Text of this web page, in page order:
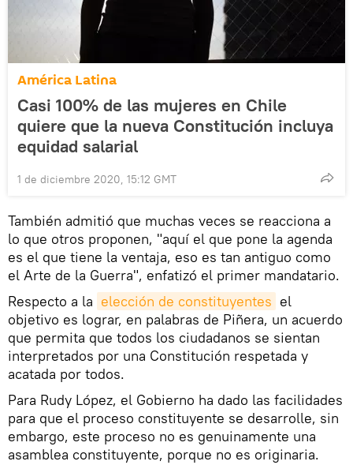
América Latina
Casi 100% de las mujeres en Chile
quiere que la nueva Constitución incluya
equidad salarial
1 de diciembre 2020, 15:12 GMT
También admitió que muchas veces se reacciona a
lo que otros proponen, "aquí el que pone la agenda
es el que tiene la ventaja, eso es tan antiguo como
el Arte de la Guerra", enfatizó el primer mandatario.
Respecto a la elección de constituyentes el
objetivo es lograr, en palabras de Piñera, un acuerdo
que permita que todos los ciudadanos se sientan
interpretados por una Constitución respetada y
acatada por todos.
Para Rudy López, el Gobierno ha dado las facilidades
para que el proceso constituyente se desarrolle, sin
embargo, este proceso no es genuinamente una
asamblea constituyente, porque no es originaria.